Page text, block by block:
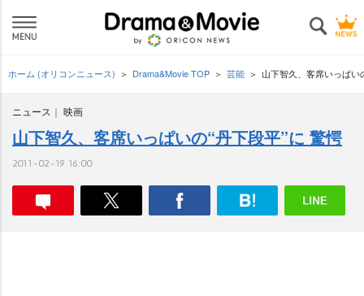
ホーム (オリコンニュース) Drama&Movie TOP 芸能 山下智久、客席いっぱい
ニュース 映画
山下智久、客席いっぱいの“丹下段平”に 驚愕
2011-02-19 16:00